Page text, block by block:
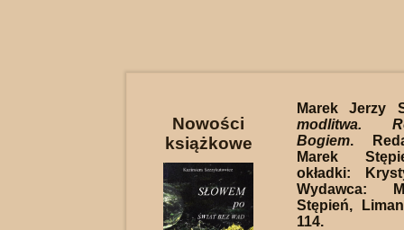
Nowości
książkowe
Marek Jerzy
modlitwa.
Bogiem.
Marek
okładki:
Wydawca:
Stępień,
114.